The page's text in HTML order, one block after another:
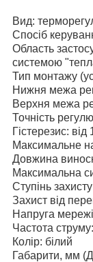
Вид:
Спосіб
Область
системою
Тип монтажу
Нижня межа
Верхня межа
Точність
Гістерезис: від
Максимальне
Довжина
Максимальна
Ступінь
Захист від
Напруга
Частота
Колір: білий
Габарити, мм